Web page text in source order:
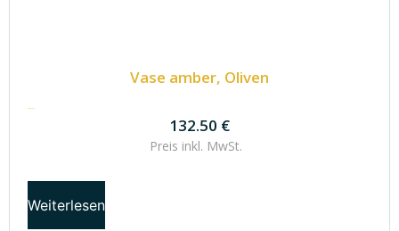
Vase amber, Oliven
132.50 €
132.50 €
Preis inkl. MwSt.
Weiterlesen